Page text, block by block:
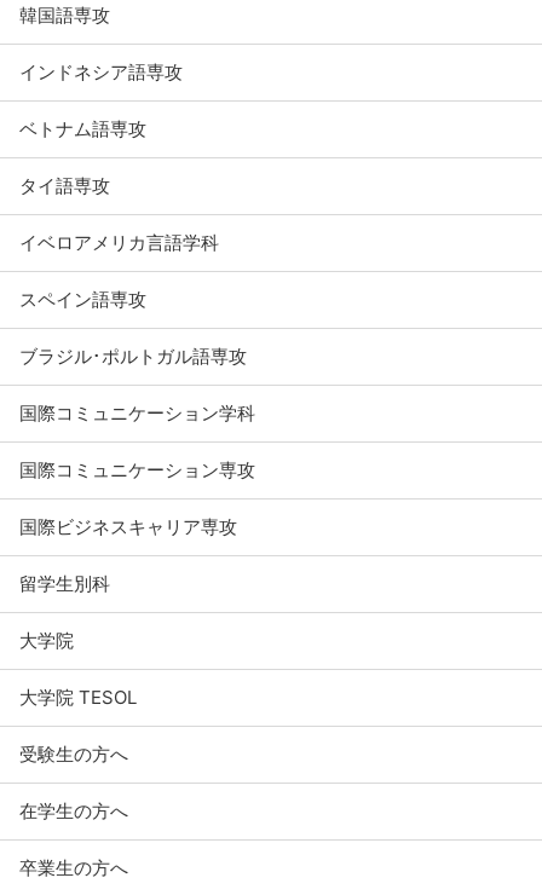
韓国語専攻
インドネシア語専攻
ベトナム語専攻
タイ語専攻
イベロアメリカ言語学科
スペイン語専攻
ブラジル･ポルトガル語専攻
国際コミュニケーション学科
国際コミュニケーション専攻
国際ビジネスキャリア専攻
留学生別科
大学院
大学院 TESOL
受験生の方へ
在学生の方へ
卒業生の方へ